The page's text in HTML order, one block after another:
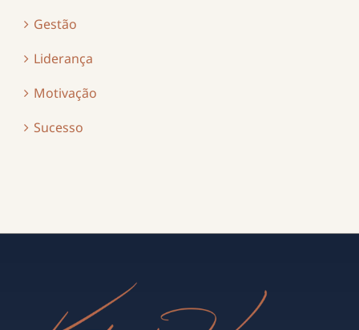
Gestão
Liderança
Motivação
Sucesso